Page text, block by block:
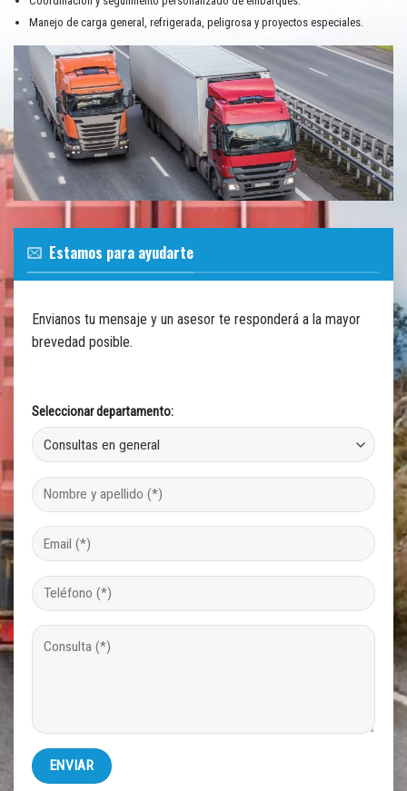
Manejo de carga general, refrigerada, peligrosa y proyectos especiales.
Estamos para ayudarte
Envianos tu mensaje y un asesor te responderá a la mayor
brevedad posible.
Seleccionar departamento: